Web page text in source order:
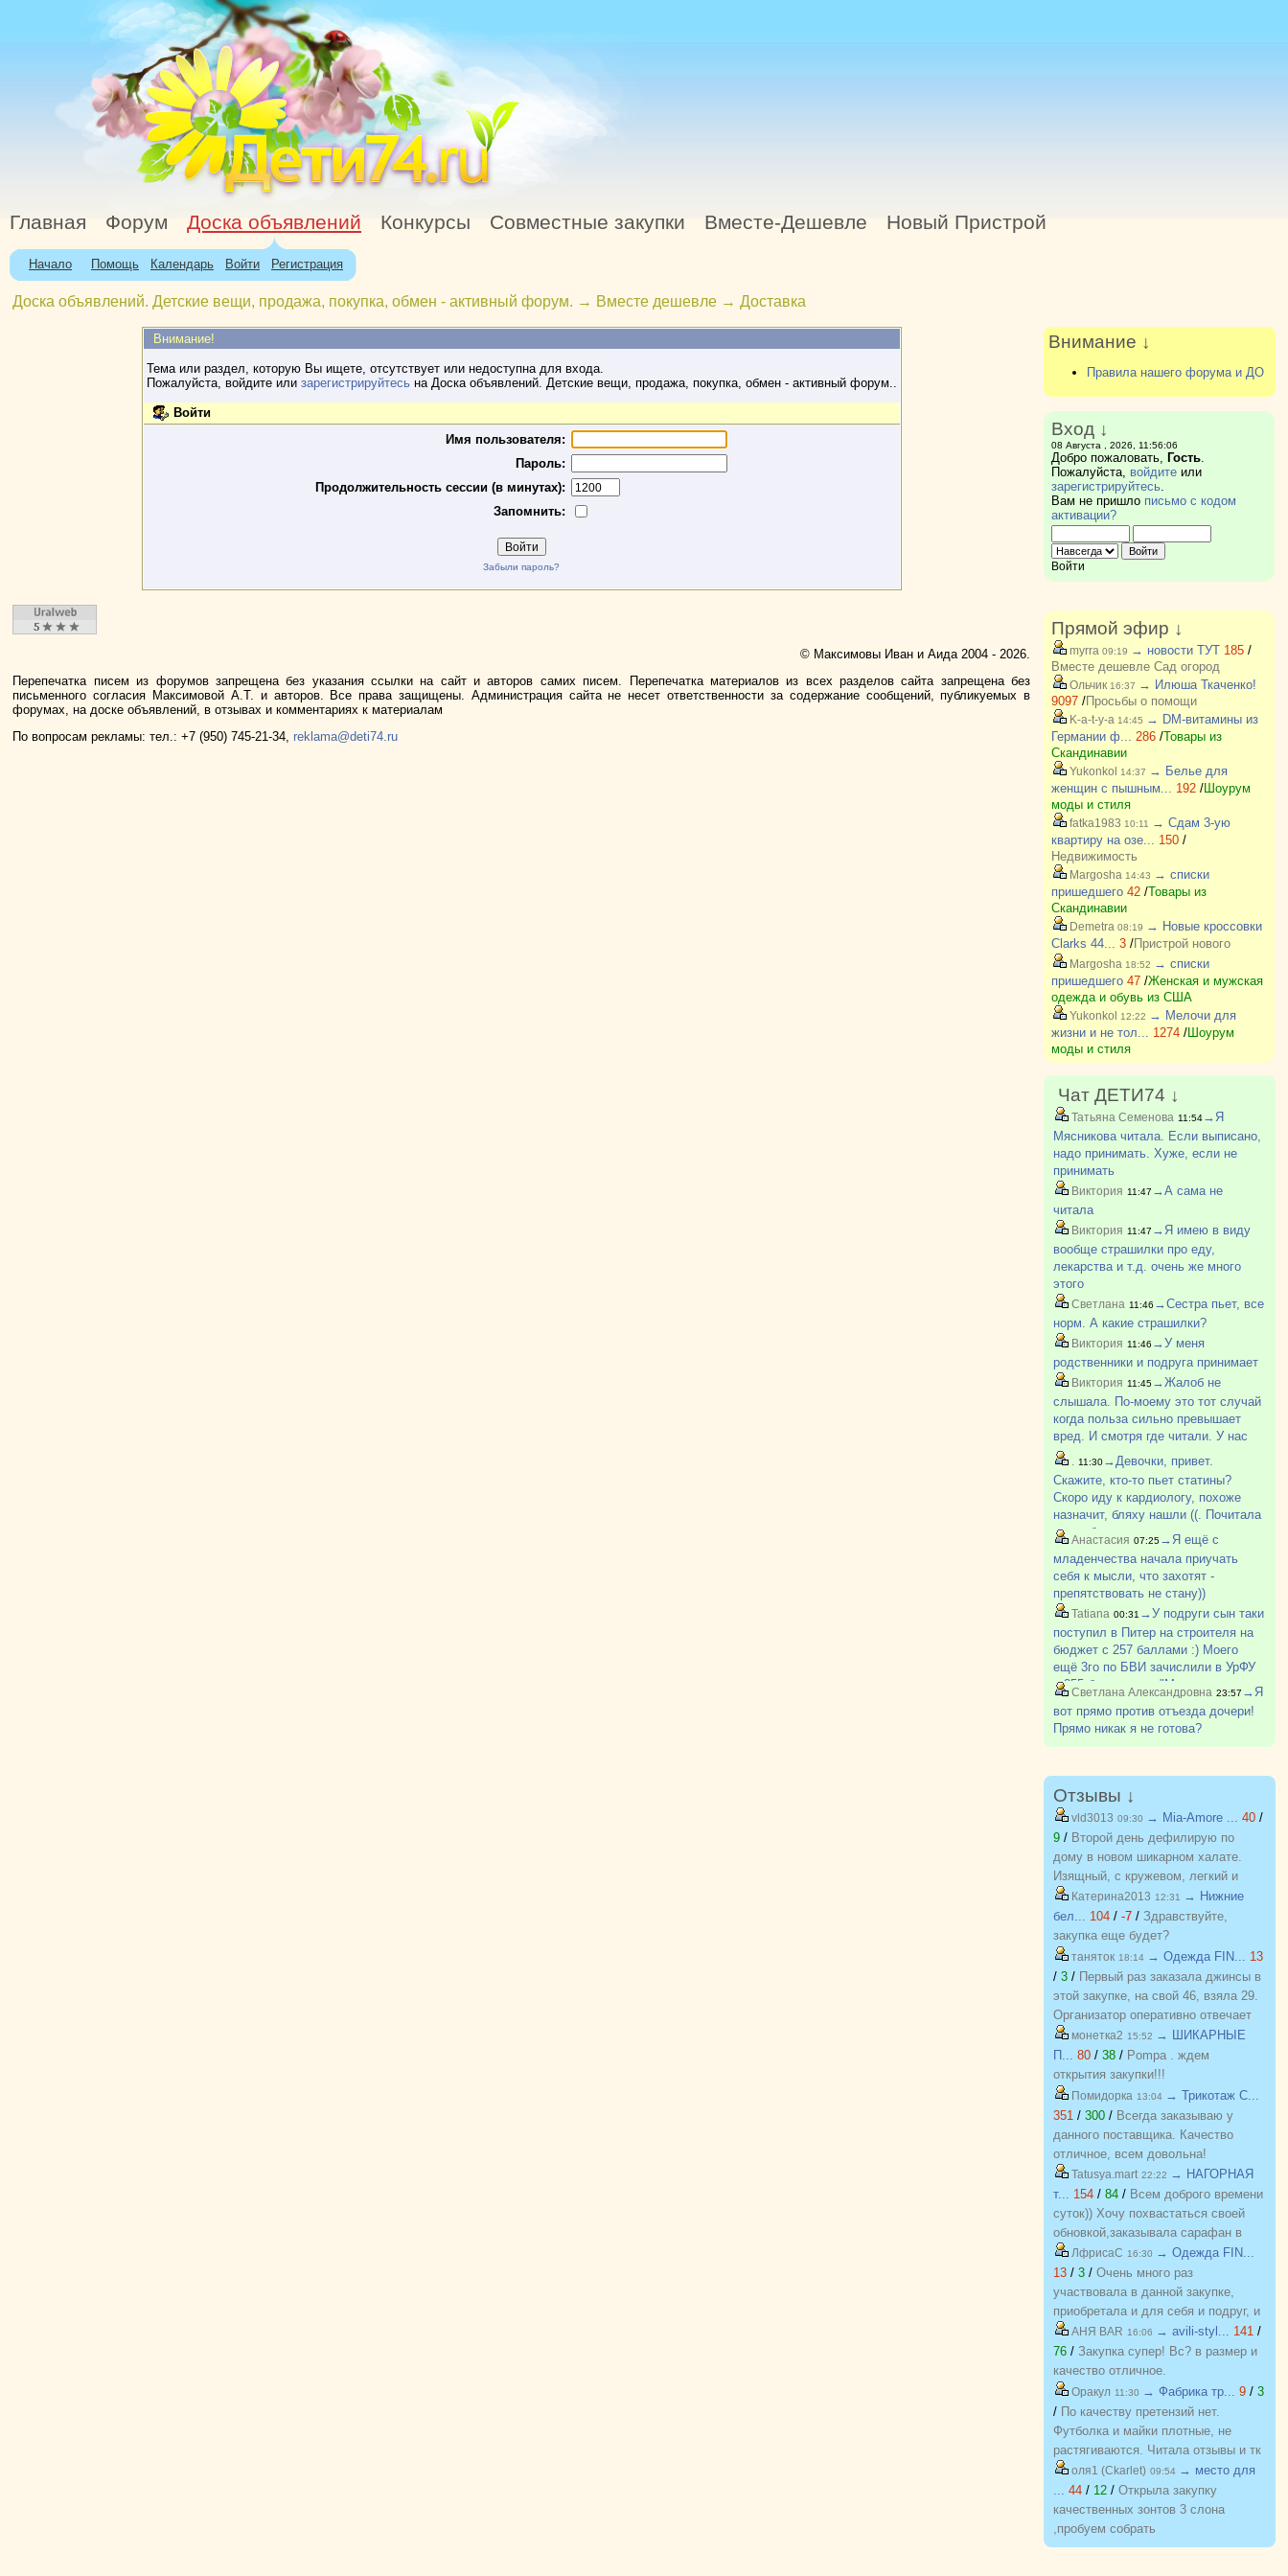
Главная Форум Доска объявлений Конкурсы Совместные закупки Вместе-Дешевле Новый Пристрой
Начало Помощь Календарь Войти Регистрация
Доска объявлений. Детские вещи, продажа, покупка, обмен - активный форум. → Вместе дешевле → Доставка
Внимание!
Тема или раздел, которую Вы ищете, отсутствует или недоступна для входа.
Пожалуйста, войдите или зарегистрируйтесьна Доска объявлений. Детские вещи, продажа, покупка, обмен - активный форум..
Войти
Имя пользователя:
Пароль:
Продолжительность сессии (в минутах):
Запомнить:
Забыли пароль?
© Максимовы Иван и Аида 2004 - 2026.
Перепечатка писем из форумов запрещена без указания ссылки на сайт и авторов самих писем. Перепечатка материалов из всех разделов сайта запрещена без
письменного согласия Максимовой А.Т. и авторов. Все права защищены. Администрация сайта не несет ответственности за содержание сообщений, публикуемых в
форумах, на доске объявлений, в отзывах и комментариях к материалам
По вопросам рекламы: тел.: +7 (950) 745-21-34,reklama@deti74.ru
Внимание ↓
Правила нашего форума и ДО
Вход ↓
08 Августа , 2026, 11:56:06
Добро пожаловать, Гость.
Пожалуйста, войдитеили
зарегистрируйтесь.
Вам не пришло письмо с кодом
активации?
Войти
Прямой эфир ↓
myrra 09:19 → новости ТУТ 185/
Вместе дешевле Сад огород
Ольчик16:37 → Илюша Ткаченко!
9097/Просьбы о помощи
K-a-t-y-a 14:45 → DM-витамины из
Германии ф... 286/Товары из
Скандинавии
Yukonkol 14:37 → Белье для
женщин с пышным... 192/Шоурум
моды и стиля
fatka1983 10:11
→ Сдам 3-ую
квартиру на озе... 150/
Недвижимость
Margosha 14:43 → списки
пришедшего 42/Товары из
Скандинавии
Demetra 08:19 → Новые кроссовки
Clarks 44... 3/Пристрой нового
Margosha 18:52 → списки
пришедшего 47/Женская и мужская
одежда и обувь из США
Yukonkol 12:22 → Мелочи для
жизни и не тол... 1274/Шоурум
моды и стиля
Чат ДЕТИ74 ↓
Татьяна Семенова 11:54→Я
Мясникова читала. Если выписано,
надо принимать. Хуже, если не
принимать
Виктория 11:47 →А сама не
читала
Виктория 11:47 →Я имею в виду
вообще страшилки про еду,
лекарства и т.д. очень же много
этого
Светлана 11:46 →Сестра пьет, все
норм. А какие страшилки?
Виктория 11:46 →У меня
родственники и подруга принимает
Виктория 11:45→Жалоб не
слышала. По-моему это тот случай
когда польза сильно превышает
вред. И смотря где читали. У нас
страшилки про все и вся прямо
мода писать и снимать. Про
прививки, например, вообще
волосы дыбом
. 11:30→Девочки, привет.
Скажите, кто-то пьет статины?
Скоро иду к кардиологу, похоже
назначит, бляху нашли ((. Почитала
про таблетки, жесть какая-то.
Может сталкивались, что скажете?
Мама пьет у меня, но она столько
всего пьет?
Анастасия 07:25→Я ещё с
младенчества начала приучать
себя к мысли, что захотят -
препятствовать не стану))
Tatiana 00:31 →У подруги сын таки
поступил в Питер на строителя на
бюджет с 257 баллами :) Моего
ещё 3го по БВИ зачислили в УрФУ
с 255 баллами на "Механика и
моделирование". Мы очень рады за
всех детей, кто поступил :)
Светлана Александровна 23:57 →Я
вот прямо против отъезда дочери!
Прямо никак я не готова?
Отзывы ↓
vld3013 09:30 → Mia-Amore ... 40 /
9 / Второй день дефилирую по
дому в новом шикарном халате.
Изящный, с кружевом, легкий и
красивый. Куплен на распродаже
по отличной цене. Спасибо
организатору за возможность
приобретать красивые вещи по
приятным ценам. Желаю закупке
процветания и долгожительства
Катерина2013 12:31
→ Нижние
бел... 104 / -7 / Здравствуйте,
закупка еще будет?
таняток 18:14 → Одежда FIN... 13
/ 3 / Первый раз заказала джинсы в
этой закупке, на свой 46, взяла 29.
Организатор оперативно отвечает
на вопросы. Спасибо!!!
монетка2 15:52 → ШИКАРНЫЕ
П... 80 / 38 / Pompa . ждем
открытия закупки!!!
Помидорка 13:04 → Трикотаж C...
351 / 300 / Всегда заказываю у
данного поставщика. Качество
отличное, всем довольна!
Tatusya.mart 22:22 → НАГОРНАЯ
т... 154 / 84 / Всем доброго времени
суток)) Хочу похвастаться своей
обновкой,заказывала сарафан в
закупке (Нагорная трикотаж) и
осталась в полном восторге от
качества)) Соответствие
размерности и качество Выше
всяких похвал))
ЛфрисаС 16:30 → Одежда FIN...
13 / 3 / Очень много раз
участвовала в данной закупке,
приобретала и для себя и подруг, и
джинсы, и джемпера, и платья, и
блузки, вещи качественные,
соответствуют размеру и
описанию, организатор умничка
всегда оперативно отвечает, с
удовольствием буду участвовать
еще!
АНЯ BAR 16:06 → avili-styl... 141 /
76 / Закупка супер! Вс? в размер и
качество отличное.
Оракул 11:30 → Фабрика тр... 9 / 3
/ По качеству претензий нет.
Футболка и майки плотные, не
растягиваются. Читала отзывы и тк
люблю не в облипку вещи, на свой
46р-р заказала все вещи 48, все
равно получилось в облипку, и на
мой взгляд на рост 165-168
женский, у меня 173 мне
оля1 (Ckarlet) 09:54 → место для
... 44 / 12 / Открыла закупку
качественных зонтов 3 слона
,пробуем собрать
https://zakupki.deti74.ru/index.php?